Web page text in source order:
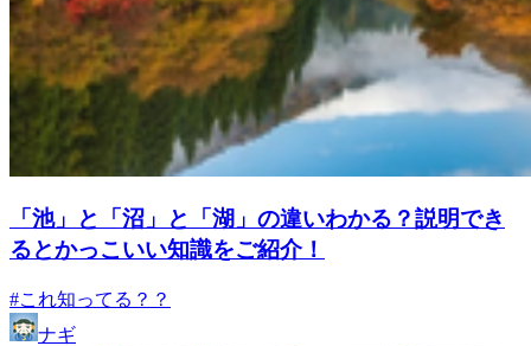
「池」と「沼」と「湖」の違いわかる？説明でき
るとかっこいい知識をご紹介！
#これ知ってる？？
ナギ